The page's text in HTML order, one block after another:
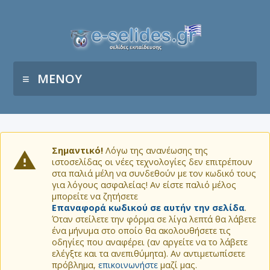
ΜΕΝΟΥ
Σημαντικό! Λόγω της ανανέωσης της
ιστοσελίδας οι νέες τεχνολογίες δεν επιτρέπουν
στα παλιά μέλη να συνδεθούν με τον κωδικό τους
για λόγους ασφαλείας! Αν είστε παλιό μέλος
μπορείτε να ζητήσετε
Επαναφορά κωδικού σε αυτήν την σελίδα.
Όταν στείλετε την φόρμα σε λίγα λεπτά θα λάβετε
ένα μήνυμα στο οποίο θα ακολουθήσετε τις
οδηγίες που αναφέρει (αν αργείτε να το λάβετε
ελέγξτε και τα ανεπιθύμητα). Αν αντιμετωπίσετε
πρόβλημα, επικοινωνήστε μαζί μας.